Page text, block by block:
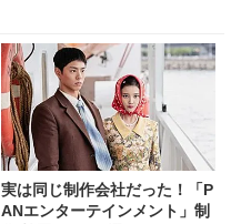
実は同じ制作会社だった！「P
ANエンターテインメント」制